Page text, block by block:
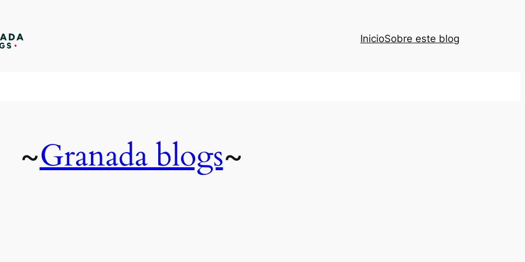
InicioSobre este blog
~Granada blogs~